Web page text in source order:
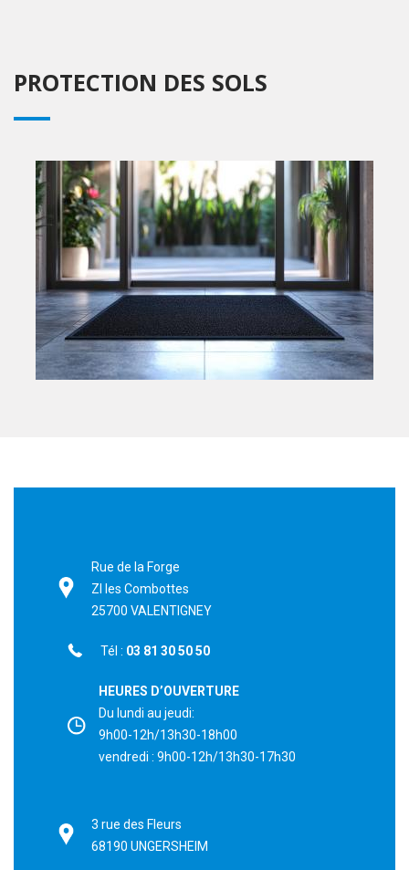
PROTECTION DES SOLS
Rue de la Forge
ZI les Combottes
25700 VALENTIGNEY
Tél : 03 81 30 50 50
HEURES D’OUVERTURE
Du lundi au jeudi:
9h00-12h/13h30-18h00
vendredi : 9h00-12h/13h30-17h30
3 rue des Fleurs
68190 UNGERSHEIM